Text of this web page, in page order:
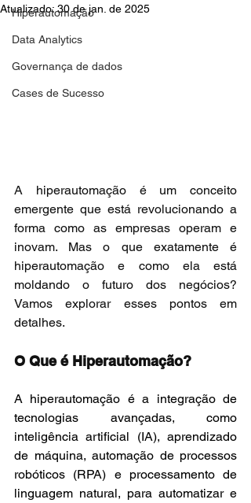
Hiperautomação
Data Analytics
Governança de dados
Cases de Sucesso
Atualizado:30 de jan. de 2025
A hiperautomação é um conceito
emergente que está revolucionando a
forma como as empresas operam e
inovam. Mas o que exatamente é
hiperautomação e como ela está
moldando o futuro dos negócios?
Vamos explorar esses pontos em
detalhes.
O Que é Hiperautomação?
A hiperautomação é a integração de
tecnologias avançadas, como
inteligência artificial (IA), aprendizado
de máquina, automação de processos
robóticos (RPA) e processamento de
linguagem natural, para automatizar e